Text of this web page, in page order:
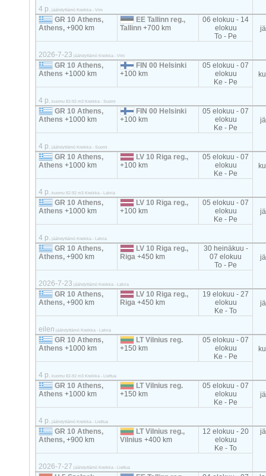
4 p. jäähdyttämö Kreikka - Viro
GR 10 Athens,
Athens,+900 km
EE Tallinn reg.,
Tallinn+700 km
06 elokuu - 14
elokuu
To - Pe
2026-7-23 jäähdyttämö Kreikka - Viro
GR 10 Athens,
Athens+1000 km
FIN 00 Helsinki
+100 km
05 elokuu - 07
elokuu
Ke - Pe
4 p. kuomu 82-92 m3 Kreikka - Suomi
GR 10 Athens,
Athens+1000 km
FIN 00 Helsinki
+100 km
05 elokuu - 07
elokuu
Ke - Pe
4 p. jäähdyttämö Kreikka - Suomi
GR 10 Athens,
Athens+1000 km
LV 10 Riga reg.,
+100 km
05 elokuu - 07
elokuu
Ke - Pe
4 p. kuomu 82-92 m3 Kreikka - Latvia
GR 10 Athens,
Athens+1000 km
LV 10 Riga reg.,
+100 km
05 elokuu - 07
elokuu
Ke - Pe
4 p. jäähdyttämö Kreikka - Latvia
GR 10 Athens,
Athens,+900 km
LV 10 Riga reg.,
Riga+450 km
30 heinäkuu -
07 elokuu
To - Pe
2026-7-23 jäähdyttämö Kreikka - Latvia
GR 10 Athens,
Athens,+900 km
LV 10 Riga reg.,
Riga+450 km
19 elokuu - 27
elokuu
Ke - To
eilen jäähdyttämö Kreikka - Latvia
GR 10 Athens,
Athens+1000 km
LT Vilnius reg.
+150 km
05 elokuu - 07
elokuu
Ke - Pe
4 p. kuomu 82-92 m3 Kreikka - Liettua
GR 10 Athens,
Athens+1000 km
LT Vilnius reg.
+150 km
05 elokuu - 07
elokuu
Ke - Pe
4 p. jäähdyttämö Kreikka - Liettua
GR 10 Athens,
Athens,+900 km
LT Vilnius reg.,
Vilnius+400 km
12 elokuu - 20
elokuu
Ke - To
2026-7-27 jäähdyttämö Kreikka - Liettua